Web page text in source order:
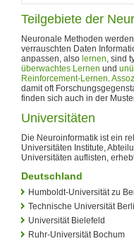
Teilgebiete der
Neuronale Methoden
verrauschten Daten
anpassen, also lernen, sind
überwachtes Lernen und
Reinforcement-Lernen.
damit oft
finden sich auch in der
Universitäten
Die Neuroinformatik ist ein
Universitäten Institute,
Universitäten auflisten,
Deutschland
Humboldt-Universität zu
Technische Universität
Universität Bielefeld
Ruhr-Universität Bochum